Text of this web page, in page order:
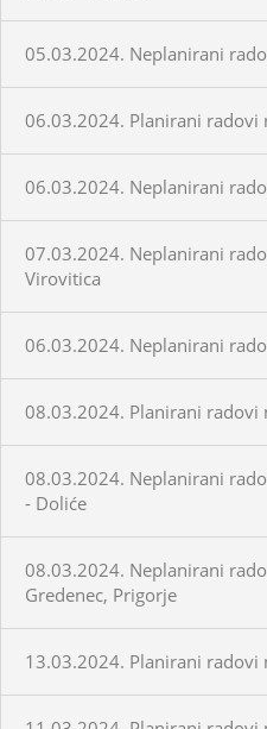
05.03.2024. Neplanirani
06.03.2024. Planirani radovi
06.03.2024. Neplanirani
07.03.2024. Neplanirani
Virovitica
06.03.2024. Neplanirani
08.03.2024. Planirani radovi
08.03.2024. Neplanirani
- Doliće
08.03.2024. Neplanirani
Gredenec, Prigorje
13.03.2024. Planirani